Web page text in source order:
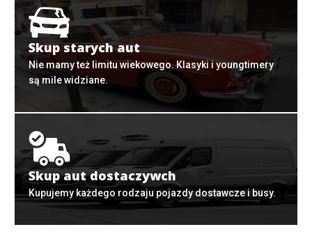
Skup starych aut
Nie mamy też limitu wiekowego. Klasyki i youngtimery
są mile widziane.
Skup aut dostaczywch
Kupujemy każdego rodzaju pojazdy dostawcze i busy.